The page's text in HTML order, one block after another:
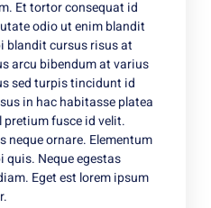
Et tortor consequat id
odio ut enim blandit
blandit cursus risus at
arcu bibendum at varius
sed turpis tincidunt id
in hac habitasse platea
fusce id velit.
neque ornare. Elementum
Neque egestas
Eget est lorem ipsum